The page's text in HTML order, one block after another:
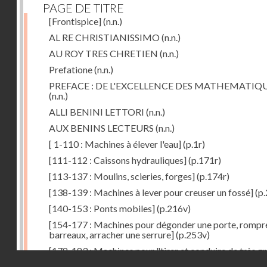
PAGE DE TITRE
[Frontispice](n.n.)
AL RE CHRISTIANISSIMO (n.n.)
AU ROY TRES CHRETIEN (n.n.)
Prefatione(n.n.)
PREFACE : DE L'EXCELLENCE DES
(n.n.)
ALLI BENINI LETTORI (n.n.)
AUX BENINS LECTEURS (n.n.)
[ 1-110 : Machines à élever l'eau](p.1r)
[111-112 : Caissons hydrauliques](p.171r)
[113-137 : Moulins, scieries, forges](p.174r)
[138-139 : Machines à lever pour creuser un fossé]
[140-153 : Ponts mobiles](p.216v)
[154-177 : Machines pour dégonder une porte,
barreaux, arracher une serrure](p.253v)
[178-183 : Machines pour "tirer et conduire de très